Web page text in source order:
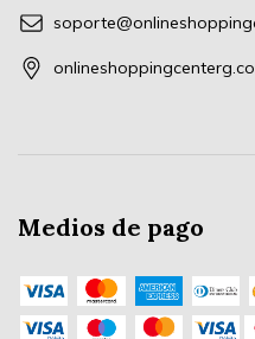
Medios de pago